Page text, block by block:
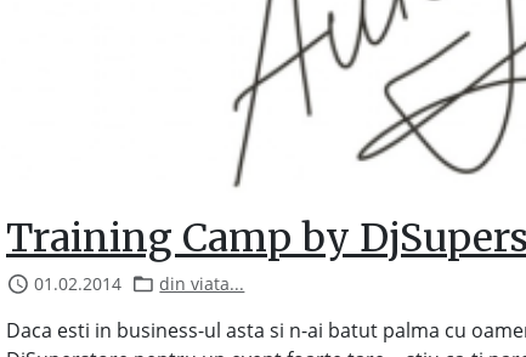
Training Camp by
01.02.2014 din viata...
Daca esti in business-ul asta si n-ai batut palma cu